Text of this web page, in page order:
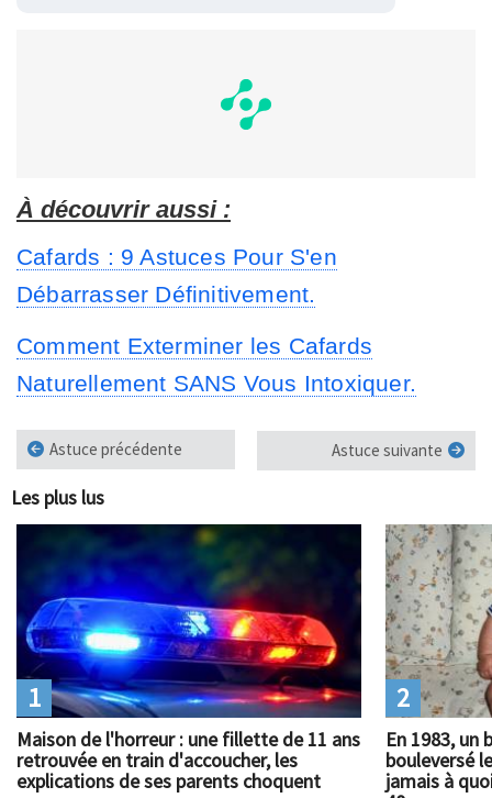
À découvrir aussi :
Cafards : 9 Astuces Pour S'en
Débarrasser Définitivement.
Comment Exterminer les Cafards
Naturellement SANS Vous Intoxiquer.
Astuce précédente Astuce suivante
Les plus lus
Maison de l'horreur : une fillette de 11 ans
retrouvée en train d'accoucher, les
explications de ses parents choquent
1
En 1983, un
bouleversé
jamais à
2